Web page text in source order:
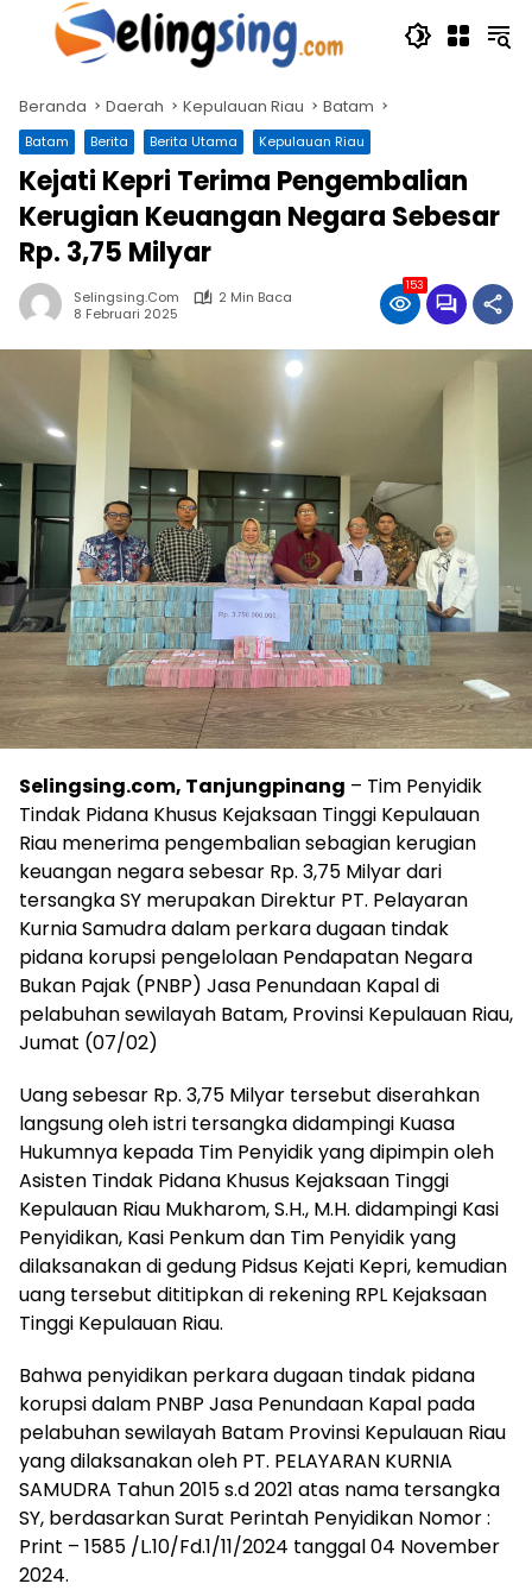
Langsung
Beranda Daerah Kepulauan Riau Batam
Batam Berita Berita Utama Kepulauan Riau
Kejati Kepri Terima Pengembalian
Kerugian Keuangan Negara Sebesar
Rp. 3,75 Milyar
Selingsing.com
2 Min Baca
8 Februari 2025
153
Selingsing.com, Tanjungpinang – Tim Penyidik
Tindak Pidana Khusus Kejaksaan Tinggi Kepulauan
Riau menerima pengembalian sebagian kerugian
keuangan negara sebesar Rp. 3,75 Milyar dari
tersangka SY merupakan Direktur PT. Pelayaran
Kurnia Samudra dalam perkara dugaan tindak
pidana korupsi pengelolaan Pendapatan Negara
Bukan Pajak (PNBP) Jasa Penundaan Kapal di
pelabuhan sewilayah Batam, Provinsi Kepulauan Riau,
Jumat (07/02)
Uang sebesar Rp. 3,75 Milyar tersebut diserahkan
langsung oleh istri tersangka didampingi Kuasa
Hukumnya kepada Tim Penyidik yang dipimpin oleh
Asisten Tindak Pidana Khusus Kejaksaan Tinggi
Kepulauan Riau Mukharom, S.H., M.H. didampingi Kasi
Penyidikan, Kasi Penkum dan Tim Penyidik yang
dilaksanakan di gedung Pidsus Kejati Kepri, kemudian
uang tersebut dititipkan di rekening RPL Kejaksaan
Tinggi Kepulauan Riau.
Bahwa penyidikan perkara dugaan tindak pidana
korupsi dalam PNBP Jasa Penundaan Kapal pada
pelabuhan sewilayah Batam Provinsi Kepulauan Riau
yang dilaksanakan oleh PT. PELAYARAN KURNIA
SAMUDRA Tahun 2015 s.d 2021 atas nama tersangka
SY, berdasarkan Surat Perintah Penyidikan Nomor :
Print – 1585 /L.10/Fd.1/11/2024 tanggal 04 November
2024.